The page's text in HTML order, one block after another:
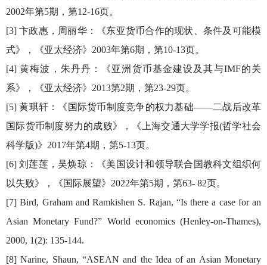
2002年第5期，第12-16页。
[3] 卞政惠，周丽华：《东亚货币合作的现状、条件及可能模
式》，《亚太经济》2003年第6期，第10-13页。
[4] 黄梅波，朱丹丹：《亚洲货币基金建设及其与IMF的关
系》，《亚太经济》2013第2期，第23-29页。
[5] 黄琪轩：《国际货币制度竞争的权力基础——二战后改革
国际货币制度努力的成败》，《上海交通大学学报(哲学社会
科学版)》2017年第4期，第5-13页。
[6] 刘莲莲，吴焕琼：《美国设计和领导联合国教科文组织何
以失败》，《国际展望》2022年第5期，第63- 82页。
[7] Bird, Graham and Ramkishen S. Rajan, “Is there a case for an
Asian Monetary Fund?” World economics (Henley-on-Thames),
2000, 1(2): 135-144.
[8] Narine, Shaun, “ASEAN and the Idea of an Asian Monetary